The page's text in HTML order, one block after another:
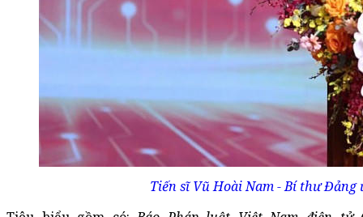
Tiến sĩ Vũ Hoài Nam - Bí thư Đảng